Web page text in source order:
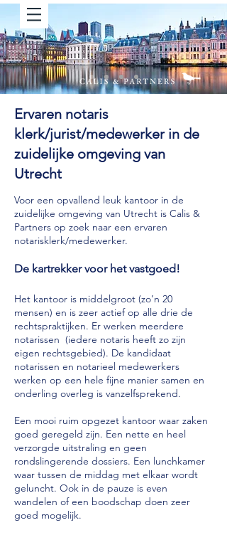
Ervaren notaris
klerk/jurist/medewerker in de
zuidelijke omgeving van
Utrecht
Voor een opvallend leuk kantoor in de
zuidelijke omgeving van Utrecht is Calis &
Partners op zoek naar een ervaren
notarisklerk/medewerker.
De kartrekker voor het vastgoed!
Het kantoor is middelgroot (zo’n 20
mensen) en is zeer actief op alle drie de
rechtspraktijken. Er werken meerdere
notarissen (iedere notaris heeft zo zijn
eigen rechtsgebied). De kandidaat
notarissen en notarieel medewerkers
werken op een hele fijne manier samen en
onderling overleg is vanzelfsprekend.
Een mooi ruim opgezet kantoor waar zaken
goed geregeld zijn. Een nette en heel
verzorgde uitstraling en geen
rondslingerende dossiers. Een lunchkamer
waar tussen de middag met elkaar wordt
geluncht. Ook in de pauze is even
wandelen of een boodschap doen zeer
goed mogelijk.